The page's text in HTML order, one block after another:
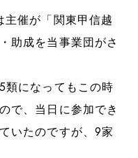
催が「関東甲信越
助成を当事業団がさ
類になってもこの時
で、当日に参加でき
いたのですが、9家